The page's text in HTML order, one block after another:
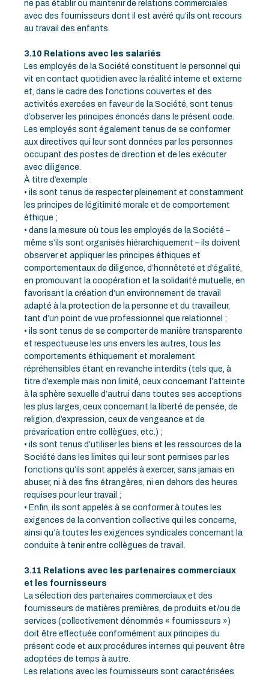
ne pas établir ou maintenir de relations commerciales
avec des fournisseurs dont il est avéré qu’ils ont recours
au travail des enfants.
3.10 Relations avec les salariés
Les employés de la Société constituent le personnel qui
vit en contact quotidien avec la réalité interne et externe
et, dans le cadre des fonctions couvertes et des
activités exercées en faveur de la Société, sont tenus
d’observer les principes énoncés dans le présent code.
Les employés sont également tenus de se conformer
aux directives qui leur sont données par les personnes
occupant des postes de direction et de les exécuter
avec diligence.
À titre d’exemple :
• ils sont tenus de respecter pleinement et constamment
les principes de légitimité morale et de comportement
éthique ;
• dans la mesure où tous les employés de la Société –
même s’ils sont organisés hiérarchiquement – ils doivent
observer et appliquer les principes éthiques et
comportementaux de diligence, d’honnêteté et d’égalité,
en promouvant la coopération et la solidarité mutuelle, en
favorisant la création d’un environnement de travail
adapté à la protection de la personne et du travailleur,
tant d’un point de vue professionnel que relationnel ;
• ils sont tenus de se comporter de manière transparente
et respectueuse les uns envers les autres, tous les
comportements éthiquement et moralement
répréhensibles étant en revanche interdits (tels que, à
titre d’exemple mais non limité, ceux concernant l’atteinte
à la sphère sexuelle d’autrui dans toutes ses acceptions
les plus larges, ceux concernant la liberté de pensée, de
religion, d’expression, ceux de vengeance et de
prévarication entre collègues, etc.) ;
• ils sont tenus d’utiliser les biens et les ressources de la
Société dans les limites qui leur sont permises par les
fonctions qu’ils sont appelés à exercer, sans jamais en
abuser, ni à des fins étrangères, ni en dehors des heures
requises pour leur travail ;
• Enfin, ils sont appelés à se conformer à toutes les
exigences de la convention collective qui les concerne,
ainsi qu’à toutes les exigences syndicales concernant la
conduite à tenir entre collègues de travail.
3.11 Relations avec les partenaires commerciaux
et les fournisseurs
La sélection des partenaires commerciaux et des
fournisseurs de matières premières, de produits et/ou de
services (collectivement dénommés « fournisseurs »)
doit être effectuée conformément aux principes du
présent code et aux procédures internes qui peuvent être
adoptées de temps à autre.
Les relations avec les fournisseurs sont caractérisées